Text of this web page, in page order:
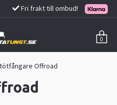
Fri frakt till ombud!
0
Offroad